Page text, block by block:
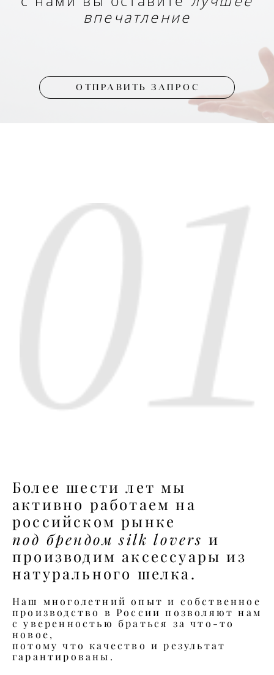
впечатление
ОТПРАВИТЬ ЗАПРОС
Более шести лет мы
активно работаем на
российском рынке
под брендом silk lovers и
производим аксессуары из
натурального шелка.
Наш многолетний опыт и собственное
производство в России позволяют нам
с уверенностью браться за что-то
новое,
потому что качество и результат
гарантированы.